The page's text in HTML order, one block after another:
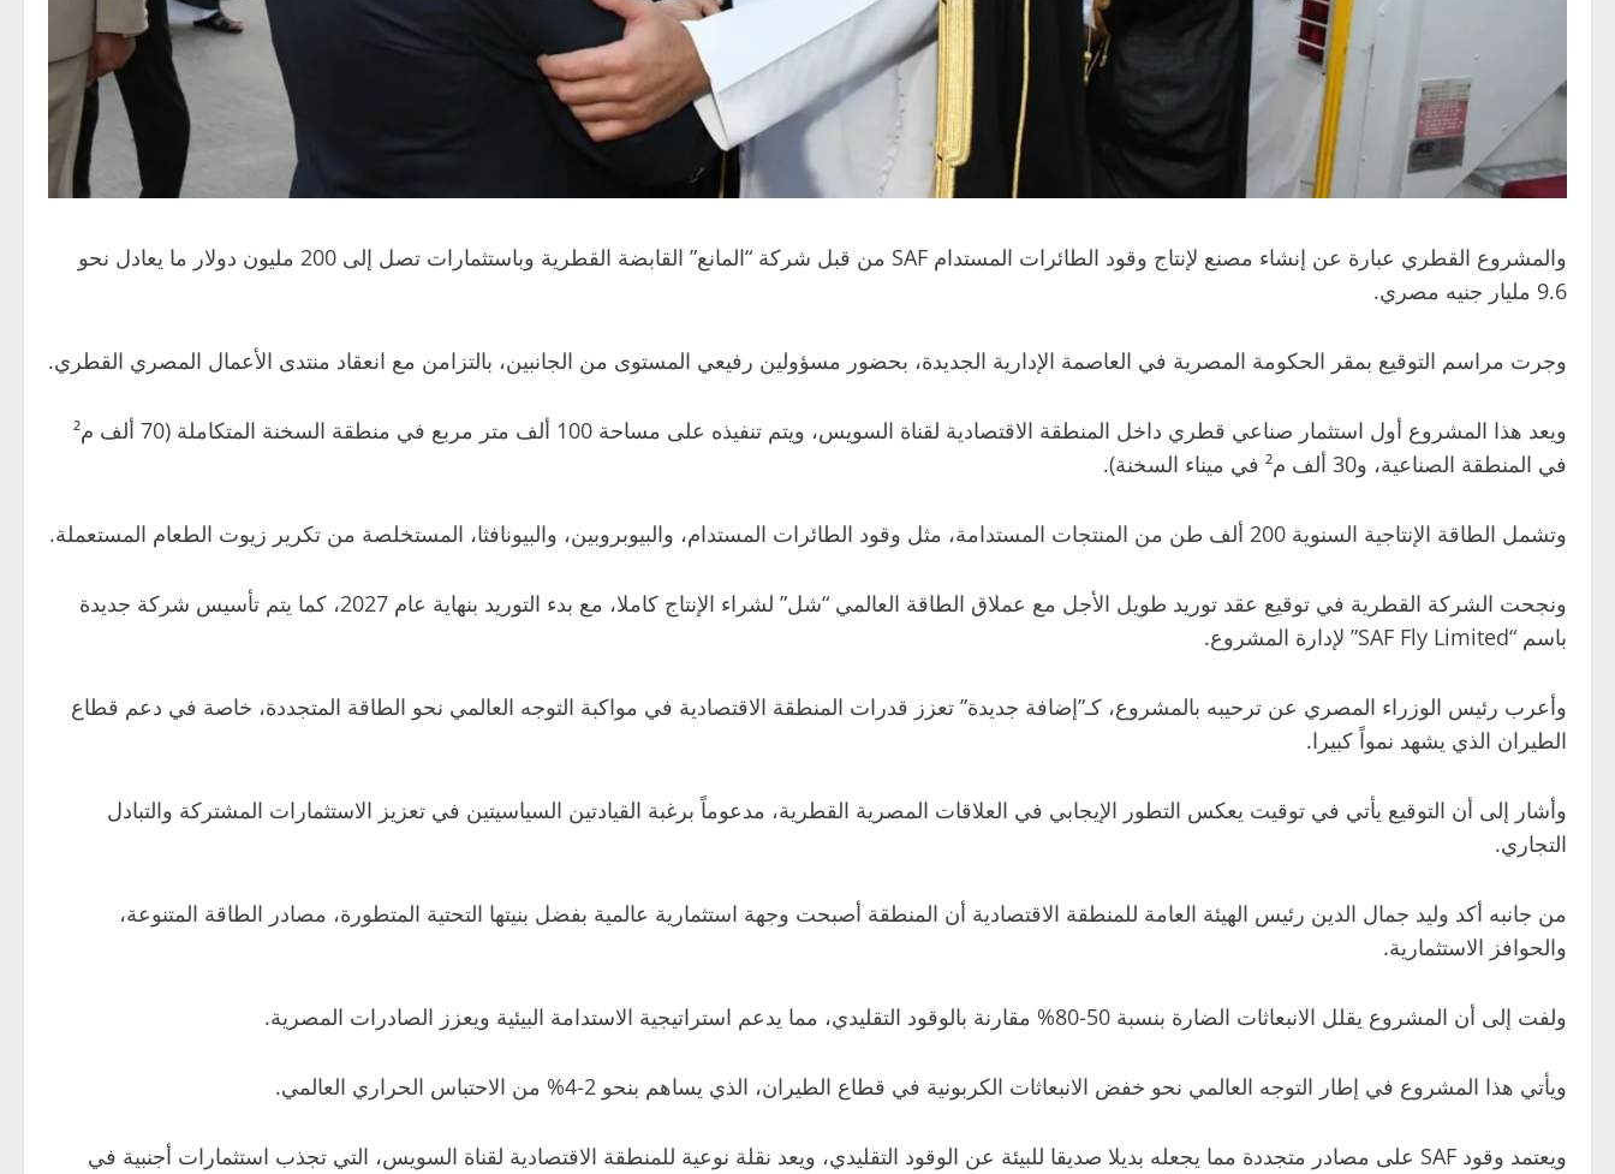
والمشروع القطري عبارة عن إنشاء مصنع لإنتاج وقود الطائرات المستدام SAF من قبل شركة “المانع” القابضة القطرية وباستثمارات تصل إلى 200 مليون دولار ما يعادل نحو
9.6 مليار جنيه مصري.
وجرت مراسم التوقيع بمقر الحكومة المصرية في العاصمة الإدارية الجديدة، بحضور مسؤولين رفيعي المستوى من الجانبين، بالتزامن مع انعقاد منتدى الأعمال المصري القطري.
ويعد هذا المشروع أول استثمار صناعي قطري داخل المنطقة الاقتصادية لقناة السويس، ويتم تنفيذه على مساحة 100 ألف متر مربع في منطقة السخنة المتكاملة (70 ألف م²
في المنطقة الصناعية، و30 ألف م² في ميناء السخنة).
وتشمل الطاقة الإنتاجية السنوية 200 ألف طن من المنتجات المستدامة، مثل وقود الطائرات المستدام، والبيوبروبين، والبيونافثا، المستخلصة من تكرير زيوت الطعام المستعملة.
ونجحت الشركة القطرية في توقيع عقد توريد طويل الأجل مع عملاق الطاقة العالمي “شل” لشراء الإنتاج كاملا، مع بدء التوريد بنهاية عام 2027، كما يتم تأسيس شركة جديدة
باسم “SAF Fly Limited” لإدارة المشروع.
وأعرب رئيس الوزراء المصري عن ترحيبه بالمشروع، كـ”إضافة جديدة” تعزز قدرات المنطقة الاقتصادية في مواكبة التوجه العالمي نحو الطاقة المتجددة، خاصة في دعم قطاع
الطيران الذي يشهد نمواً كبيرا.
وأشار إلى أن التوقيع يأتي في توقيت يعكس التطور الإيجابي في العلاقات المصرية القطرية، مدعوماً برغبة القيادتين السياسيتين في تعزيز الاستثمارات المشتركة والتبادل
التجاري.
من جانبه أكد وليد جمال الدين رئيس الهيئة العامة للمنطقة الاقتصادية أن المنطقة أصبحت وجهة استثمارية عالمية بفضل بنيتها التحتية المتطورة، مصادر الطاقة المتنوعة،
والحوافز الاستثمارية.
ولفت إلى أن المشروع يقلل الانبعاثات الضارة بنسبة 50-80% مقارنة بالوقود التقليدي، مما يدعم استراتيجية الاستدامة البيئية ويعزز الصادرات المصرية.
ويأتي هذا المشروع في إطار التوجه العالمي نحو خفض الانبعاثات الكربونية في قطاع الطيران، الذي يساهم بنحو 2-4% من الاحتباس الحراري العالمي.
ويعتمد وقود SAF على مصادر متجددة مما يجعله بديلا صديقا للبيئة عن الوقود التقليدي، ويعد نقلة نوعية للمنطقة الاقتصادية لقناة السويس، التي تجذب استثمارات أجنبية في